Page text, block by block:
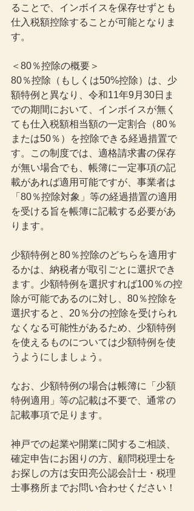
ることで、インボイスを保存せずとも
仕入税額控除することが可能となりま
す。
＜80％控除の概要＞
80％控除（もしくは50%控除）は、少
額特例と異なり、令和11年9月30日ま
での期間において、インボイスが無く
ても仕入税額相当額の一定割合（80％
または50％）を控除できる経過措置で
す。この制度では、適格請求書の保存
が無い場合でも、帳簿に一定事項の記
載があれば適用可能ですが、事業者は
「80％控除対象」等の経過措置の適用
を受ける旨を帳簿に記載する必要があ
ります。
少額特例と80％控除のどちらを適用す
るかは、納税者が取引ごとに選択でき
ます。少額特例を選択すれば100％の控
除が可能であるのに対し、80％控除を
選択すると、20％分の控除を受けられ
なくなる可能性があるため、少額特例
を使えるものについては少額特例を使
うようにしましょう。
なお、少額特例の場合は帳簿に「少額
特例適用」等の記載は不要で、通常の
記載事項で足ります。
神戸での起業や開業に関するご相談、
確定申告にお困りの方、顧問税理士を
お探しの方は安田亮公認会計士・税理
士事務所までお問い合わせください！